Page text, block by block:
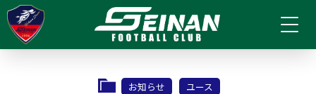
お知らせ ユース